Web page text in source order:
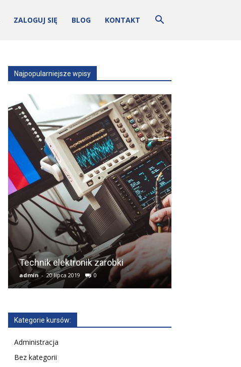
ZALOGUJ SIĘ BLOG KONTAKT
Najpopularniejsze wpisy
Technik elektronik zarobki
admin - 20 lipca 2019 0
Kategorie kursów:
Administracja
Bez kategorii